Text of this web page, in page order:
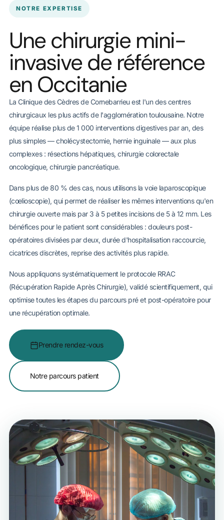
NOTRE EXPERTISE
Une chirurgie mini-
invasive de référence
en Occitanie
La Clinique des Cèdres de Cornebarrieu est l'un des centres
chirurgicaux les plus actifs de l'agglomération toulousaine. Notre
équipe réalise plus de 1 000 interventions digestives par an, des
plus simples — cholécystectomie, hernie inguinale — aux plus
complexes : résections hépatiques, chirurgie colorectale
oncologique, chirurgie pancréatique.
Dans plus de 80 % des cas, nous utilisons la voie laparoscopique
(cœlioscopie), qui permet de réaliser les mêmes interventions qu'en
chirurgie ouverte mais par 3 à 5 petites incisions de 5 à 12 mm. Les
bénéfices pour le patient sont considérables : douleurs post-
opératoires divisées par deux, durée d'hospitalisation raccourcie,
cicatrices discrètes, reprise des activités plus rapide.
Nous appliquons systématiquement le protocole RRAC
(Récupération Rapide Après Chirurgie), validé scientifiquement, qui
optimise toutes les étapes du parcours pré et post-opératoire pour
une récupération optimale.
Prendre rendez-vous
Notre parcours patient